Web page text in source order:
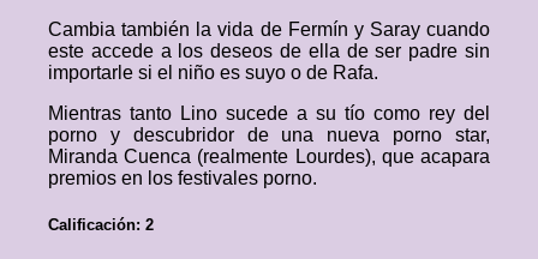
Cambia también la vida de Fermín y Saray cuando
este accede a los deseos de ella de ser padre sin
importarle si el niño es suyo o de Rafa.
Mientras tanto Lino sucede a su tío como rey del
porno y descubridor de una nueva porno star,
Miranda Cuenca (realmente Lourdes), que acapara
premios en los festivales porno.
Calificación: 2